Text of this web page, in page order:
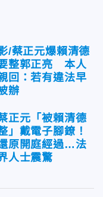
/蔡正元爆賴清德
整郭正亮 本人
回：若有違法早
辦
正元「被賴清德
」戴電子腳鐐！
原開庭經過…法
人士震驚